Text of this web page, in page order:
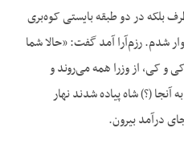
بلکه در دو طبقه بایستی کوه‌بری
شدم. رزم‌آرا آمد گفت: «حالا شما
و کی، از وزرا همه می‌روند و
آنجا (؟) شاه پیاده شدند نهار
درآمد بیرون.